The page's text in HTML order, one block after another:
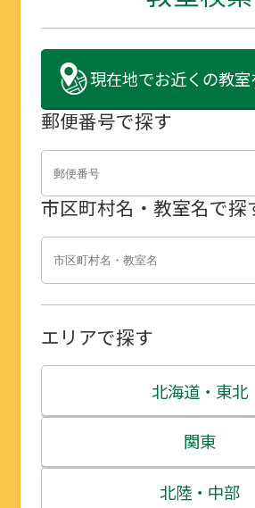
現在地でお近くの教
郵便番号で探す
市区町村名・教室名で探
エリアで探す
北海道・東北
北海道
青森県
関東
茨城県
北陸・中部